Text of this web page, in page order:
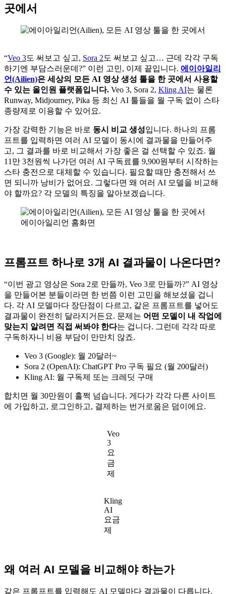
곳에서
“Veo 3도 써보고 싶고, Sora 2도 써보고 싶고… 근데 각각 구독
하기엔 부담스러운데?” 이런 고민, 이제 끝입니다. 에이아일리
언(Ailien)은 세상의 모든 AI 영상 생성 툴을 한 곳에서 사용할
수 있는 올인원 플랫폼입니다. Veo 3, Sora 2, Kling AI는 물론
Runway, Midjourney, Pika 등 최신 AI 툴들을 월 구독 없이 스타
종량제로 이용할 수 있어요.
가장 강력한 기능은 바로 동시 비교 생성입니다. 하나의 프롬
프트를 입력하면 여러 AI 모델이 동시에 결과물을 만들어주
고, 그 결과를 바로 비교해서 가장 좋은 걸 선택할 수 있죠. 월
11만 3천원씩 나가던 여러 AI 구독료를 9,900원부터 시작하는
스타 충전으로 대체할 수 있습니다. 필요할 때만 충전해서 쓰
면 되니까 낭비가 없어요. 그렇다면 왜 여러 AI 모델을 비교해
야 할까요? 각 모델의 특징을 알아보겠습니다.
에이아일리언 홈화면
프롬프트 하나로 3개 AI 결과물이 나온다면?
“이번 광고 영상은 Sora 2로 만들까, Veo 3로 만들까?” AI 영상
을 만들어본 분들이라면 한 번쯤 이런 고민을 해보셨을 겁니
다. 각 AI 모델마다 장단점이 다르고, 같은 프롬프트를 넣어도
결과물이 완전히 달라지거든요. 문제는 어떤 모델이 내 작업에
맞는지 알려면 직접 써봐야 한다는 겁니다. 그런데 각각 따로
구독하자니 비용 부담이 만만치 않죠.
Veo 3 (Google): 월 20달러~
Sora 2 (OpenAI): ChatGPT Pro 구독 필요 (월 200달러)
Kling AI: 월 구독제 또는 크레딧 구매
합치면 월 30만원이 훌쩍 넘습니다. 게다가 각각 다른 사이트
에 가입하고, 로그인하고, 결제하는 번거로움은 덤이에요.
Veo
3
요
금
제
Kling
AI
요금
제
왜 여러 AI 모델을 비교해야 하는가
같은 프롬프트를 입력해도 AI 모델마다 결과물이 다릅니다.